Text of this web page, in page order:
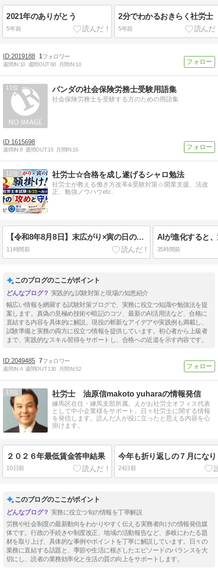
2021年のありがとう
5年前
2分でわかるおきらく社労士
5年前
2019188 1
週間IN:10 週間OUT:60 月間IN:10
11 パンダの社会保険労務士受験用語集
社会保険労務士を受験する方のための用語集
1615698
週間IN:8 週間OUT:16 月間IN:16
12 社労士☆合格を成し遂げるシャロ勉法
社労士が教える働き方改革&受験対策☆開業支援、法改
正、勉強ノウハウetc.
【令和8年8月8日】末広がり×寅の日の最強吉日に願掛け！社労士本試験へ向けた最後の「攻めと守り」
11時間前 35時間前
このブログのここがポイント
実践的な試験対策と現場の知恵紹介
幅広い情報を網羅する試験対策ブログで、実務に役立つ知識や勉強法を提
案します。真偽の見極め技術や暗記のコツ、最新のAI活用法など、合格に
直結する内容を具体的に解説。現役の斬新なアイデアや実践例も満載し、
試験準備と実務の両方に役立つ情報を提供しています。初心者から上級者
まで、実践的なスキル習得をサポートし、合格への近道を示す内容です。
2049485 7
週間IN:4 週間OUT:130 月間IN:52
13 社労士 油原信makoto yuharaの情報発信
練馬区在住・練馬支部所属。えがお社労士オフィス代表
として中小企業様をサポート。日々社労士に関する情報
を発信します。読んだ人が役に立ったと思える内容を心
掛けます。
２０２６年最低賃金答申結果
10日前
今年も折り返しの７月にな
24日前
このブログのここがポイント
実務に役立つ旬の情報を丁寧解説
労務や社会制度の最新動向をわかりやすく伝える実務者向けの情報発信媒
体です。行政の手続きや制度改正、地域の活動報告など、多岐にわたる題
材を取り上げ、具体的な事例やポイントを丁寧に解説しています。日々の
業務に直結する話題と、季節や生活に根ざしたエピソードのバランスを大
切にし、読者の業務効率化と生活の質の向上をサポートします。